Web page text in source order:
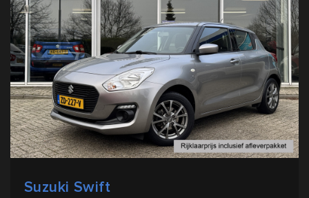
Suzuki Swift